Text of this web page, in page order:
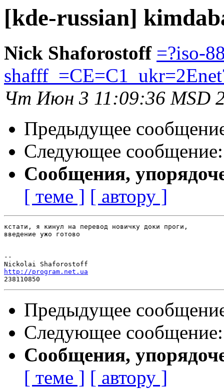
[kde-russian]
Nick Shaforostoff =?iso-
Чт Июн 3 11:09:36 MSD
Предыдущее
Следующее
Сообщения,
[ теме ] [ автору ]
кстати, я кинул на перевод новичку доки проги,
введение ужо готово
--
http://program.net.ua
Предыдущее
Следующее
Сообщения,
[ теме ] [ автору ]